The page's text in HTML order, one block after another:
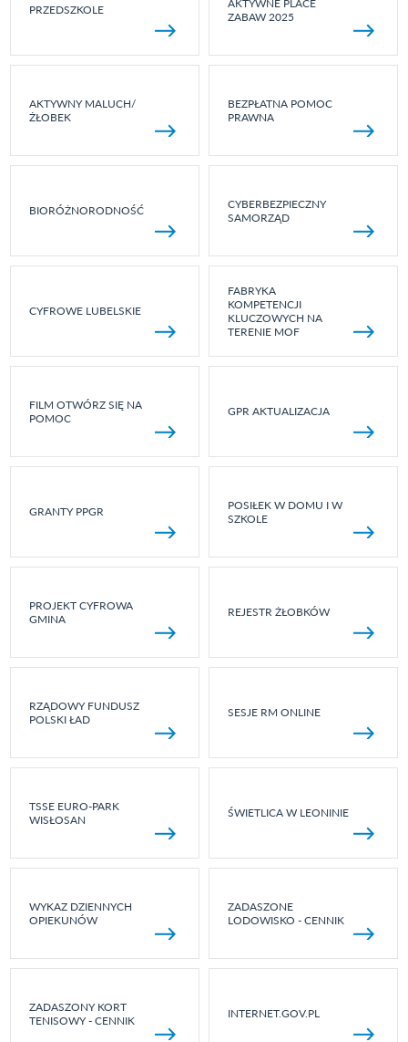
PRZEDSZKOLE
AKTYWNE PLACE
ZABAW 2025
AKTYWNY MALUCH/
ŻŁOBEK
BEZPŁATNA POMOC
PRAWNA
BIORÓŻNORODNOŚĆ
CYBERBEZPIECZNY
SAMORZĄD
CYFROWE LUBELSKIE
FABRYKA
KOMPETENCJI
KLUCZOWYCH NA
TERENIE MOF
FILM OTWÓRZ SIĘ NA
POMOC
GPR AKTUALIZACJA
GRANTY PPGR
POSIŁEK W DOMU I W
SZKOLE
PROJEKT CYFROWA
GMINA
REJESTR ŻŁOBKÓW
RZĄDOWY FUNDUSZ
POLSKI ŁAD
SESJE RM ONLINE
TSSE EURO-PARK
WISŁOSAN
ŚWIETLICA W LEONINIE
WYKAZ DZIENNYCH
OPIEKUNÓW
ZADASZONE
LODOWISKO - CENNIK
ZADASZONY KORT
TENISOWY - CENNIK
INTERNET.GOV.PL